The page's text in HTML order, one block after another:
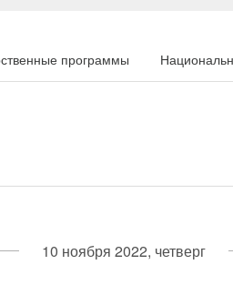
программы
10 ноября 2022, четверг